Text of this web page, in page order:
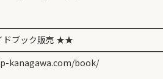
ドブック販売 ★★
kanagawa.com/book/